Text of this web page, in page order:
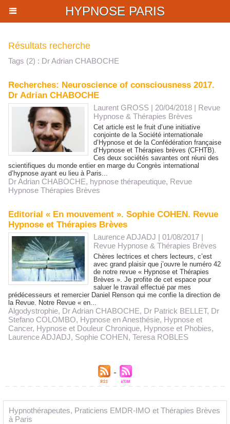
HYPNOSE PARIS
Hypnothérapeutes, Praticiens EMDR-IMO et Thérapies Brèves
à Paris
Résultats recherche
Tags (2) : Dr Adrian CHABOCHE
Recherches: Neuroscience of consciousness 2017.
Dr Adrian CHABOCHE
Laurent GROSS | 20/04/2018 | Revue
Hypnose & Thérapies Brèves
Cet article est le fruit d’une initiative
conjointe de la Société internationale
d’Hypnose et de la Confédération française
d’Hypnose et Thérapies brèves (CFHTB).
Ces deux sociétés savantes ont réuni des
scientifiques du monde entier en marge du Congrès international
d’hypnose ayant eu lieu à Paris...
Dr Adrian CHABOCHE, hypnose thérapeutique, Revue
Hypnose Thérapies Brèves
Editorial « En mouvement ». Sophie COHEN. Revue
Hypnose et Thérapies Brèves
Laurence ADJADJ | 01/08/2017 |
Revue Hypnose & Thérapies Brèves
Chères lectrices et chers lecteurs, c’est
avec grand plaisir que j’ouvre le numéro 42
de notre revue « Hypnose et Thérapies
Brèves ». Je profite de cet espace pour
saluer le travail effectué par mes
prédécesseurs et remercier Daniel Renson qui me confie la direction de
la Revue. Notre Revue « en...
Algodystrophie, Dr Adrian CHABOCHE, Dr Patrick BELLET, Dr
Stefano COLOMBO, Hypnose en Anesthésie, Hypnose et
Cancer, Hypnose et Douleur Chronique, Hypnose et Phobies,
Laurence ADJADJ, Sophie COHEN, Teresa ROBLES